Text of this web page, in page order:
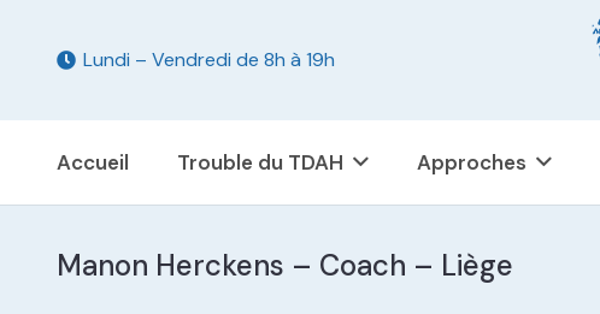
Lundi – Vendredi de 8h à 19h
Accueil Trouble du TDAH Approches
Manon Herckens – Coach – Liège